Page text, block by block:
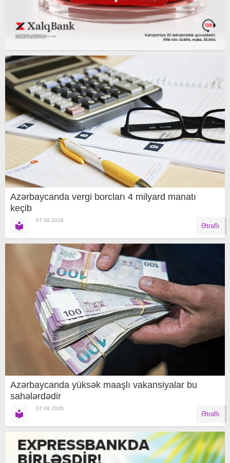
Azərbaycanda vergi borcları 4 milyard manatı
keçib
07.08.2026
Ətraflı
Azərbaycanda yüksək maaşlı vakansiyalar bu
sahələrdədir
07.08.2026
Ətraflı